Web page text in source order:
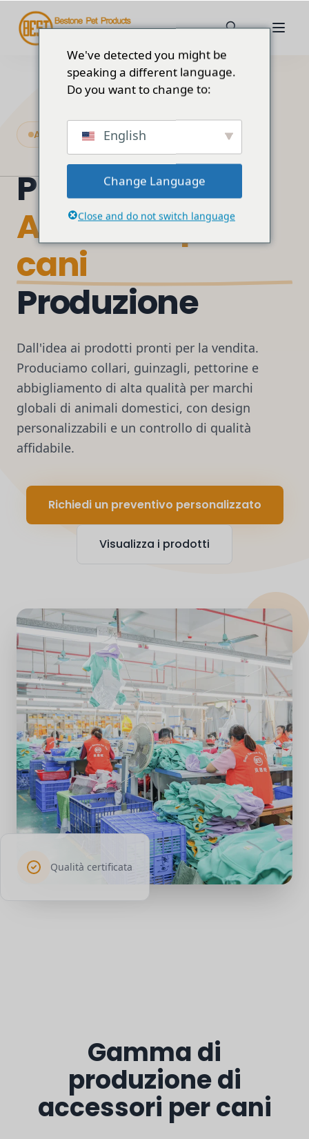
Accessori per cani professionali OEM/ODM
Premio
Accessori per
cani
Produzione
Dall'idea ai prodotti pronti per la vendita.
Produciamo collari, guinzagli, pettorine e
abbigliamento di alta qualità per marchi
globali di animali domestici, con design
personalizzabili e un controllo di qualità
affidabile.
Richiedi un preventivo personalizzato
Visualizza i prodotti
Qualità certificata
Gamma di
produzione di
accessori per cani
We've detected you might be
speaking a different language.
Do you want to change to:
English
Change Language
Close and do not switch language